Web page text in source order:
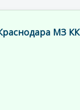
МЗ КК